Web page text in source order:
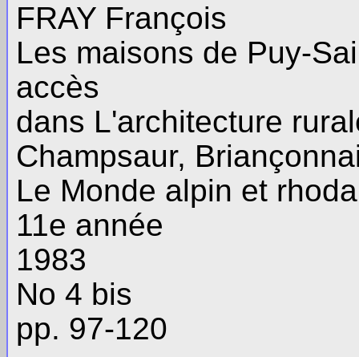
FRAY François
Les maisons de Puy-
accès
dans L'architecture
Champsaur,
Le Monde alpin et
11e année
1983
No 4 bis
pp. 97-120